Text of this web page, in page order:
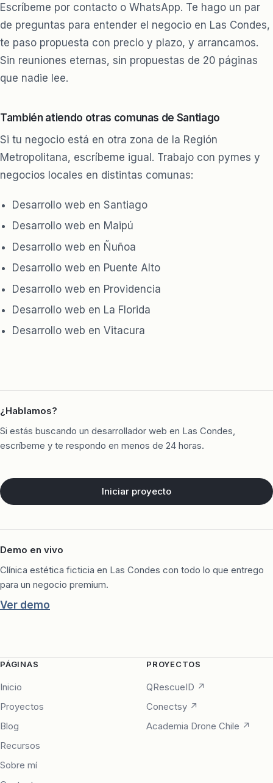
Escríbeme por contacto o WhatsApp. Te hago un par
de preguntas para entender el negocio en Las Condes,
te paso propuesta con precio y plazo, y arrancamos.
Sin reuniones eternas, sin propuestas de 20 páginas
que nadie lee.
También atiendo otras comunas de Santiago
Si tu negocio está en otra zona de la Región
Metropolitana, escríbeme igual. Trabajo con pymes y
negocios locales en distintas comunas:
Desarrollo web en Santiago
Desarrollo web en Maipú
Desarrollo web en Ñuñoa
Desarrollo web en Puente Alto
Desarrollo web en Providencia
Desarrollo web en La Florida
Desarrollo web en Vitacura
¿Hablamos?
Si estás buscando un desarrollador web en Las Condes,
escríbeme y te respondo en menos de 24 horas.
Iniciar proyecto
Demo en vivo
Clínica estética ficticia en Las Condes con todo lo que entrego
para un negocio premium.
Ver demo
PÁGINAS
Inicio
Proyectos
Blog
Recursos
Sobre mí
PROYECTOS
QRescueID ↗
Conectsy ↗
Academia Drone Chile ↗